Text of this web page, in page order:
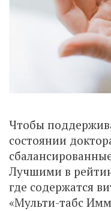
Чтобы
состоянии
Лучшими в
где содержатся
«Мульти-табс